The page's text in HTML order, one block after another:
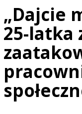
„Dajcie
25-latka